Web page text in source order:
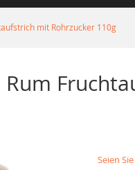
mit Rohrzucker 110g
Seien